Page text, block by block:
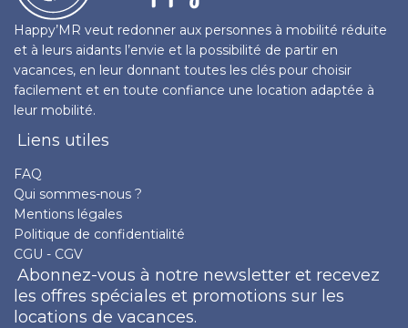
Happy’MR veut redonner aux personnes à mobilité réduite
et à leurs aidants l’envie et la possibilité de partir en
vacances, en leur donnant toutes les clés pour choisir
facilement et en toute confiance une location adaptée à
leur mobilité.
Liens utiles
FAQ
Qui sommes-nous ?
Mentions légales
Politique de confidentialité
CGU - CGV
Abonnez-vous à notre newsletter et recevez
les offres spéciales et promotions sur les
locations de vacances.